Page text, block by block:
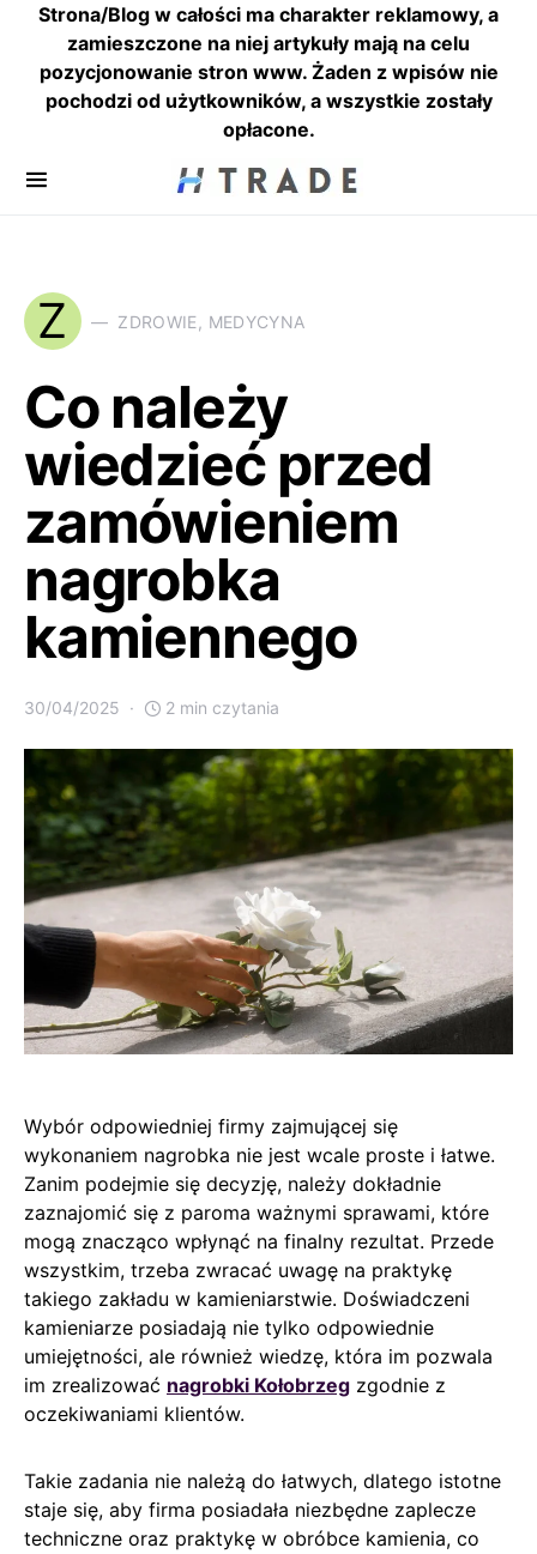
Strona/Blog w całości ma charakter reklamowy, a
zamieszczone na niej artykuły mają na celu
pozycjonowanie stron www. Żaden z wpisów nie
pochodzi od użytkowników, a wszystkie zostały
opłacone.
Z ZDROWIE, MEDYCYNA
Co należy
wiedzieć przed
zamówieniem
nagrobka
kamiennego
30/04/2025 2 min czytania
Wybór odpowiedniej firmy zajmującej się
wykonaniem nagrobka nie jest wcale proste i łatwe.
Zanim podejmie się decyzję, należy dokładnie
zaznajomić się z paroma ważnymi sprawami, które
mogą znacząco wpłynąć na finalny rezultat. Przede
wszystkim, trzeba zwracać uwagę na praktykę
takiego zakładu w kamieniarstwie. Doświadczeni
kamieniarze posiadają nie tylko odpowiednie
umiejętności, ale również wiedzę, która im pozwala
im zrealizować nagrobki Kołobrzeg zgodnie z
oczekiwaniami klientów.
Takie zadania nie należą do łatwych, dlatego istotne
staje się, aby firma posiadała niezbędne zaplecze
techniczne oraz praktykę w obróbce kamienia, co